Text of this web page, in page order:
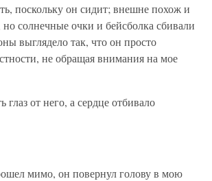
поскольку он сидит; внешне похож и
но солнечные очки и бейсболка сбивали
выглядело так, что он просто
не обращая внимания на мое
глаз от него, а сердце отбивало
мимо, он повернул голову в мою